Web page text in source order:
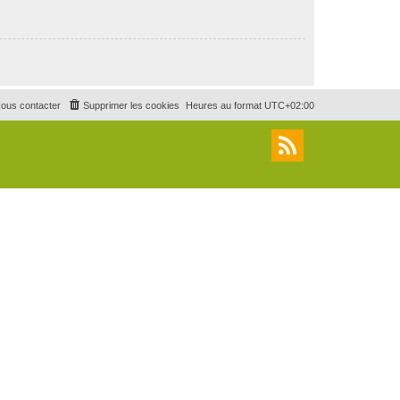
Heures au format UTC+02:00
Supprimer les cookies
contacter